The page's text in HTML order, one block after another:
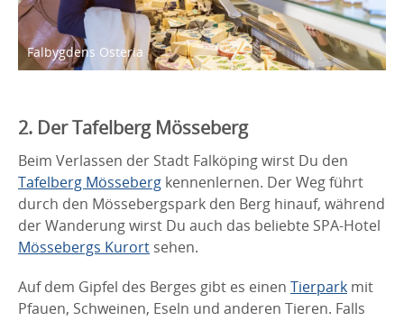
Falbygdens Osteria
2. Der Tafelberg Mösseberg
Beim Verlassen der Stadt Falköping wirst Du den
Tafelberg Mösseberg kennenlernen. Der Weg führt
durch den Mössebergspark den Berg hinauf, während
der Wanderung wirst Du auch das beliebte SPA-Hotel
Mössebergs Kurort sehen.
Auf dem Gipfel des Berges gibt es einen Tierpark mit
Pfauen, Schweinen, Eseln und anderen Tieren. Falls